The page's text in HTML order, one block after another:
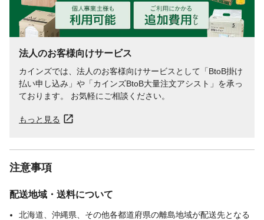
法人のお客様向けサービス
カインズでは、法人のお客様向けサービスとして「BtoB掛け
払い申し込み」や「カインズBtoB大量注文アシスト」を承っ
ております。 お気軽にご相談ください。
もっと見る
注意事項
配送地域・送料について
北海道、沖縄県、その他各都道府県の離島地域が配送先となる